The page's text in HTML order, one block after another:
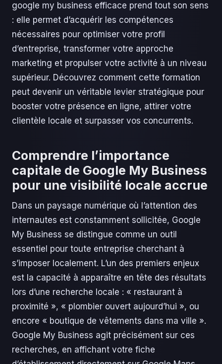
google my business efficace prend tout son sens
: elle permet d’acquérir les compétences
nécessaires pour optimiser votre profil
d’entreprise, transformer votre approche
marketing et propulser votre activité à un niveau
supérieur. Découvrez comment cette formation
peut devenir un véritable levier stratégique pour
booster votre présence en ligne, attirer votre
clientèle locale et surpasser vos concurrents.
Comprendre l’importance
capitale de Google My Business
pour une visibilité locale accrue
Dans un paysage numérique où l’attention des
internautes est constamment sollicitée, Google
My Business se distingue comme un outil
essentiel pour toute entreprise cherchant à
s’imposer localement. L’un des premiers enjeux
est la capacité à apparaître en tête des résultats
lors d’une recherche locale : « restaurant à
proximité », « plombier ouvert aujourd’hui », ou
encore « boutique de vêtements dans ma ville ».
Google My Business agit précisément sur ces
recherches, en affichant votre fiche